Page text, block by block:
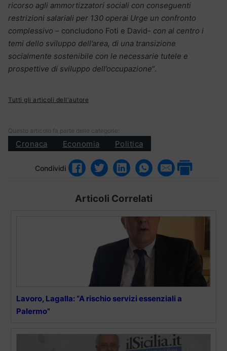
ricorso agli ammortizzatori sociali con conseguenti
restrizioni salariali per 130 operai Urge un confronto
complessivo – concludono Foti e David- con al centro i
temi dello sviluppo dell’area, di una transizione
socialmente sostenibile con le necessarie tutele e
prospettive di sviluppo dell’occupazione“.
Tutti gli articoli dell'autore
Questo articolo fa parte delle categorie:
Cronaca Economia Politica
Condividi
Articoli Correlati
Lavoro, Lagalla: “A rischio servizi essenziali a
Palermo”